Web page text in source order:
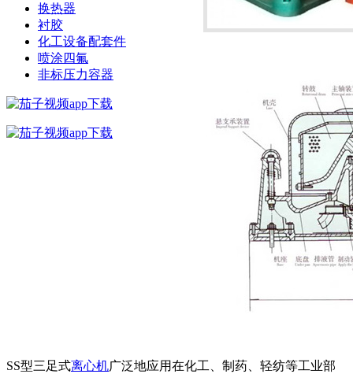
换热器
衬胶
化工设备配套件
喷涂四氟
非标压力容器
SS型三足式离心机广泛地应用在化工、制药、轻纺等工业部